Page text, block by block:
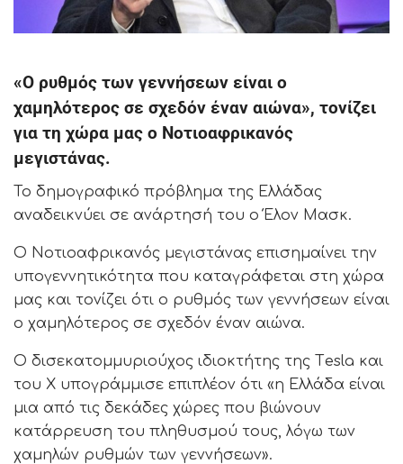
«Ο ρυθμός των γεννήσεων είναι ο
χαμηλότερος σε σχεδόν έναν αιώνα», τονίζει
για τη χώρα μας ο Νοτιοαφρικανός
μεγιστάνας.
Το δημογραφικό πρόβλημα της Ελλάδας
αναδεικνύει σε ανάρτησή του ο Έλον Μασκ.
Ο Νοτιοαφρικανός μεγιστάνας επισημαίνει την
υπογεννητικότητα που καταγράφεται στη χώρα
μας και τονίζει ότι ο ρυθμός των γεννήσεων είναι
ο χαμηλότερος σε σχεδόν έναν αιώνα.
Ο δισεκατομμυριούχος ιδιοκτήτης της Τesla και
του Χ υπογράμμισε επιπλέον ότι «η Ελλάδα είναι
μια από τις δεκάδες χώρες που βιώνουν
κατάρρευση του πληθυσμού τους, λόγω των
χαμηλών ρυθμών των γεννήσεων».